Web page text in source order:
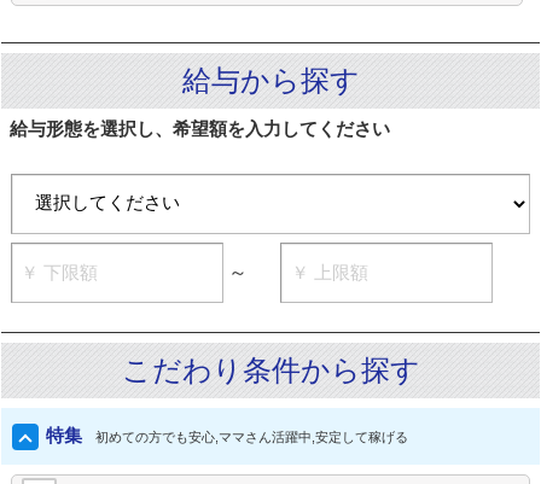
給与から探す
給与形態を選択し、希望額を入力してください
～
こだわり条件から探す
特集 初めての方でも安心 ママさん活躍中 安定して稼げる